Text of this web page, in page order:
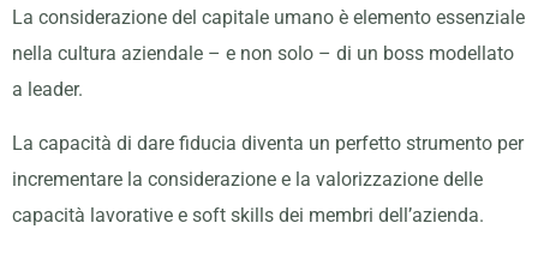
La considerazione del capitale umano è elemento essenziale
nella cultura aziendale – e non solo – di un boss modellato
a leader.
La capacità di dare fiducia diventa un perfetto strumento per
incrementare la considerazione e la valorizzazione delle
capacità lavorative e soft skills dei membri dell’azienda.